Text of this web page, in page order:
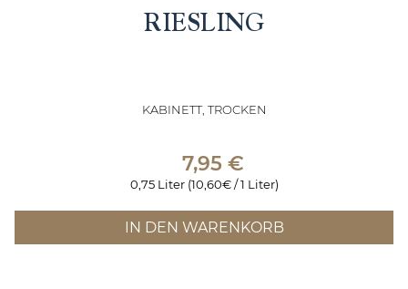
RIESLING
KABINETT, TROCKEN
7,95 €
0,75 Liter (10,60€ / 1 Liter)
IN DEN WARENKORB